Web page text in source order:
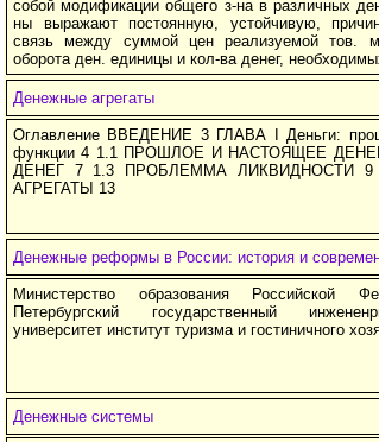
собой модификации общего з-на в различных
ны выражают постоянную, устойчивую,
связь между суммой цен реализуемой тов.
оборота ден. единицы и кол-ва денег,
Денежные агрегаты
Оглавление ВВЕДЕНИЕ 3 ГЛАВА I Деньги:
функции 4 1.1 ПРОШЛОЕ И НАСТОЯЩЕЕ
ДЕНЕГ 7 1.3 ПРОБЛЕММА ЛИКВИДНОСТИ
АГРЕГАТЫ 13
Денежные реформы в России: история и
Министерство образования Российской
Петербургский государственный
университет институт туризма и гостиничного
Денежные системы